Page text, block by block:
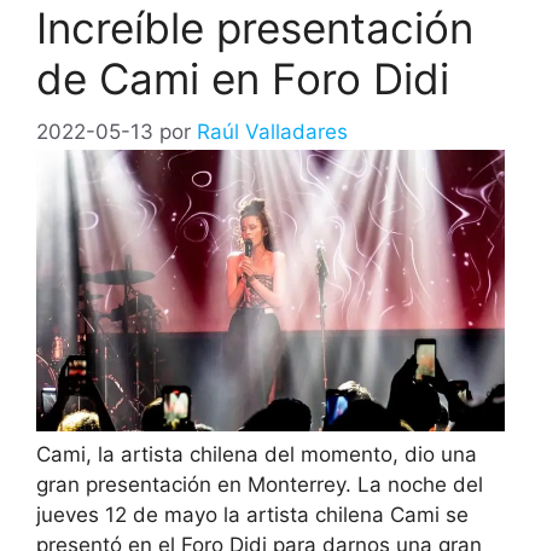
Increíble presentación
de Cami en Foro Didi
2022-05-13 por Raúl Valladares
Cami, la artista chilena del momento, dio una
gran presentación en Monterrey. La noche del
jueves 12 de mayo la artista chilena Cami se
presentó en el Foro Didi para darnos una gran